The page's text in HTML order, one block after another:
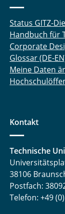
Status GITZ-
Handbuch für
Corporate
Glossar (DE-
Meine Daten
Kontakt
Technische
38106
Postfach:
Telefon: +49